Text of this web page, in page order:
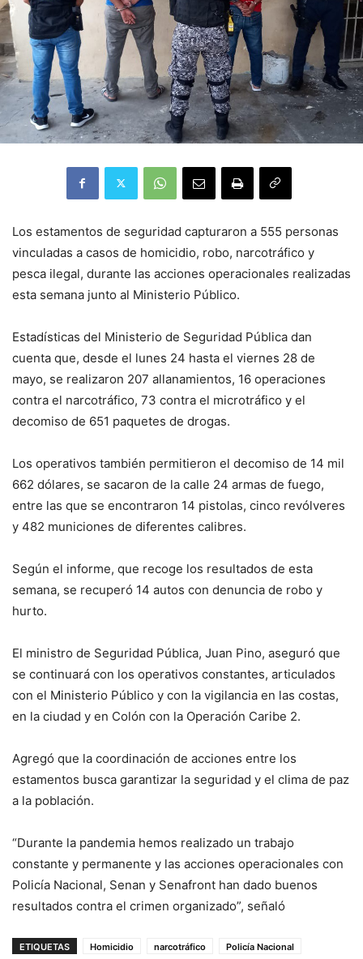
Los estamentos de seguridad capturaron a 555 personas
vinculadas a casos de homicidio, robo, narcotráfico y
pesca ilegal, durante las acciones operacionales realizadas
esta semana junto al Ministerio Público.
Estadísticas del Ministerio de Seguridad Pública dan
cuenta que, desde el lunes 24 hasta el viernes 28 de
mayo, se realizaron 207 allanamientos, 16 operaciones
contra el narcotráfico, 73 contra el microtráfico y el
decomiso de 651 paquetes de drogas.
Los operativos también permitieron el decomiso de 14 mil
662 dólares, se sacaron de la calle 24 armas de fuego,
entre las que se encontraron 14 pistolas, cinco revólveres
y 482 municiones de diferentes calibres.
Según el informe, que recoge los resultados de esta
semana, se recuperó 14 autos con denuncia de robo y
hurto.
El ministro de Seguridad Pública, Juan Pino, aseguró que
se continuará con los operativos constantes, articulados
con el Ministerio Público y con la vigilancia en las costas,
en la ciudad y en Colón con la Operación Caribe 2.
Agregó que la coordinación de acciones entre los
estamentos busca garantizar la seguridad y el clima de paz
a la población.
“Durante la pandemia hemos realizado un trabajo
constante y permanente y las acciones operacionales con
Policía Nacional, Senan y Senafront han dado buenos
resultados contra el crimen organizado”, señaló
ETIQUETAS Homicidio narcotráfico Policía Nacional